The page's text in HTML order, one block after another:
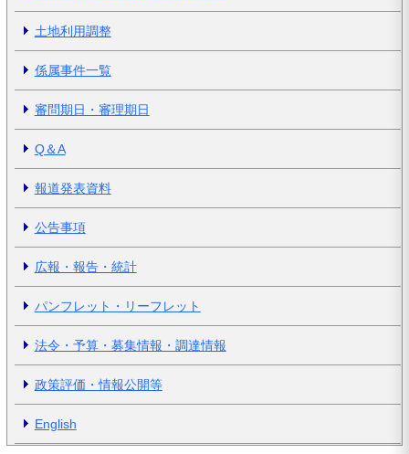
土地利用調整
係属事件一覧
審問期日・審理期日
Q＆A
報道発表資料
公告事項
広報・報告・統計
パンフレット・リーフレット
法令・予算・募集情報・調達情報
政策評価・情報公開等
English